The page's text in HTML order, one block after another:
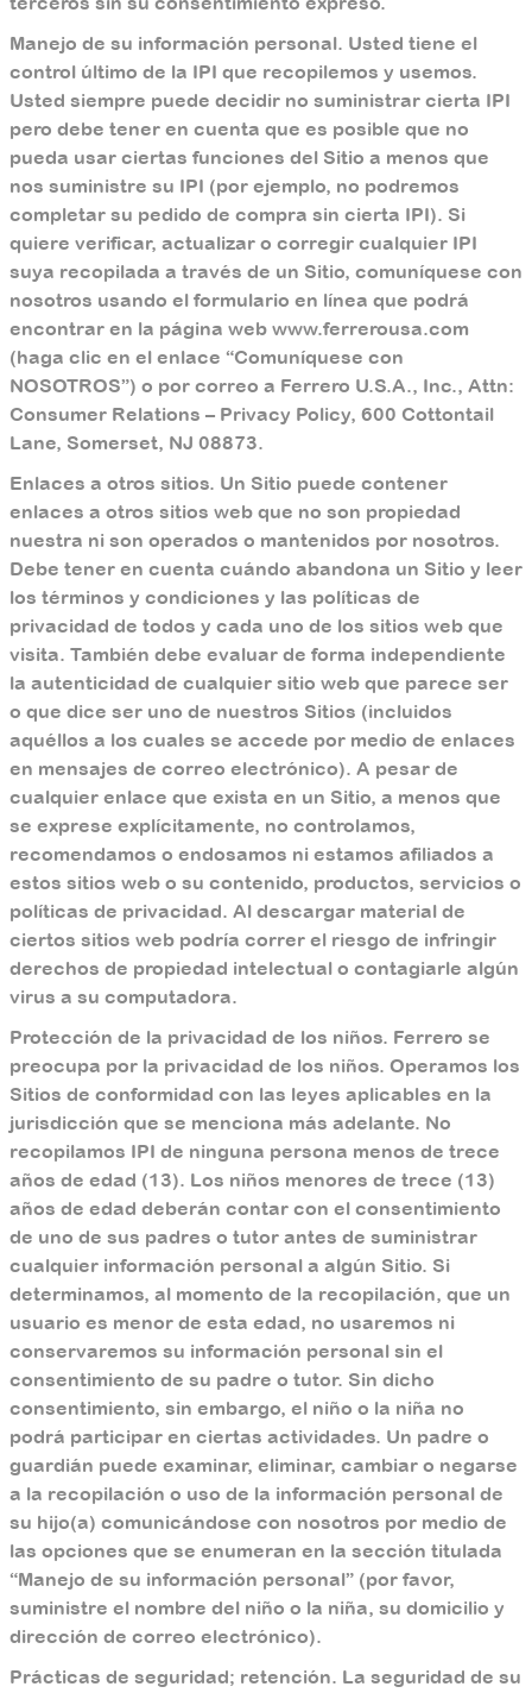
Manejo de su información personal. Usted tiene el
control último de la IPI que recopilemos y usemos.
Usted siempre puede decidir no suministrar cierta IPI
pero debe tener en cuenta que es posible que no
pueda usar ciertas funciones del Sitio a menos que
nos suministre su IPI (por ejemplo, no podremos
completar su pedido de compra sin cierta IPI). Si
quiere verificar, actualizar o corregir cualquier IPI
suya recopilada a través de un Sitio, comuníquese con
nosotros usando el formulario en línea que podrá
encontrar en la página web www.ferrerousa.com
(haga clic en el enlace “Comuníquese con
NOSOTROS”) o por correo a Ferrero U.S.A., Inc., Attn:
Consumer Relations – Privacy Policy, 600 Cottontail
Lane, Somerset, NJ 08873.
Enlaces a otros sitios. Un Sitio puede contener
enlaces a otros sitios web que no son propiedad
nuestra ni son operados o mantenidos por nosotros.
Debe tener en cuenta cuándo abandona un Sitio y leer
los términos y condiciones y las políticas de
privacidad de todos y cada uno de los sitios web que
visita. También debe evaluar de forma independiente
la autenticidad de cualquier sitio web que parece ser
o que dice ser uno de nuestros Sitios (incluidos
aquéllos a los cuales se accede por medio de enlaces
en mensajes de correo electrónico). A pesar de
cualquier enlace que exista en un Sitio, a menos que
se exprese explícitamente, no controlamos,
recomendamos o endosamos ni estamos afiliados a
estos sitios web o su contenido, productos, servicios o
políticas de privacidad. Al descargar material de
ciertos sitios web podría correr el riesgo de infringir
derechos de propiedad intelectual o contagiarle algún
virus a su computadora.
Protección de la privacidad de los niños. Ferrero se
preocupa por la privacidad de los niños. Operamos los
Sitios de conformidad con las leyes aplicables en la
jurisdicción que se menciona más adelante. No
recopilamos IPI de ninguna persona menos de trece
años de edad (13). Los niños menores de trece (13)
años de edad deberán contar con el consentimiento
de uno de sus padres o tutor antes de suministrar
cualquier información personal a algún Sitio. Si
determinamos, al momento de la recopilación, que un
usuario es menor de esta edad, no usaremos ni
conservaremos su información personal sin el
consentimiento de su padre o tutor. Sin dicho
consentimiento, sin embargo, el niño o la niña no
podrá participar en ciertas actividades. Un padre o
guardián puede examinar, eliminar, cambiar o negarse
a la recopilación o uso de la información personal de
su hijo(a) comunicándose con nosotros por medio de
las opciones que se enumeran en la sección titulada
“Manejo de su información personal” (por favor,
suministre el nombre del niño o la niña, su domicilio y
dirección de correo electrónico).
Prácticas de seguridad; retención. La seguridad de su